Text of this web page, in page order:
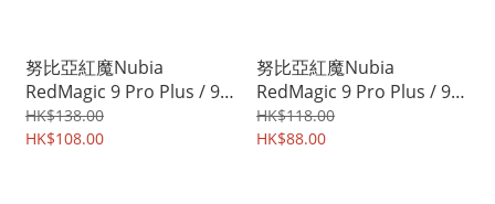
努比亞紅魔Nubia
RedMagic 9 Pro Plus / 9
Pro Imak 防摔全包軟套氣
囊版 保護軟套 手機軟殼
HK$138.00
HK$108.00
努比亞紅魔Nubia
RedMagic 9 Pro Plus / 9
Pro Imak UX-5系列 全透明
保護軟套 手機軟殼Case
HK$118.00
HK$88.00